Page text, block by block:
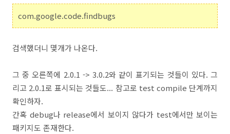
com.google.code.findbugs
검색했더니 몇개가 나온다.
그 중 오른쪽에 2.0.1 -> 3.0.2와 같이 표기되는 것들이 있다. 그
리고 2.0.1로 표시되는 것들도... 참고로 test compile 단계까지
확인하자.
간혹 debug나 release에서 보이지 않다가 test에서만 보이는
패키지도 존재한다.